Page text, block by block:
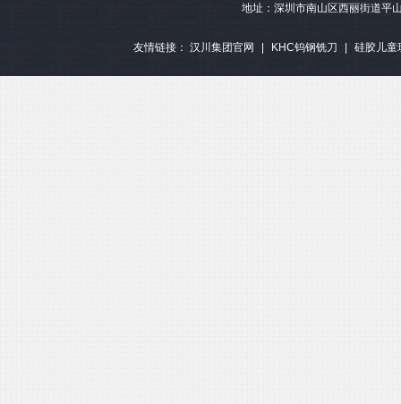
地址：深圳市南山区西丽街道平
友情链接： 汉川集团官网 | KHC钨钢铣刀 | 硅胶儿童